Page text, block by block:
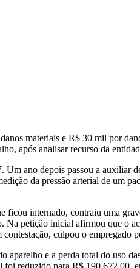
materiais e R$ 30 mil por
após analisar recurso da
ano depois passou a auxiliar
da pressão arterial de um
internado, contraiu uma
petição inicial afirmou que o
culpou o empregado
e a perda total do uso